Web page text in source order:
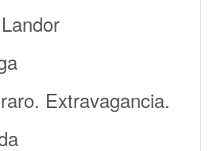
Extravagancia.